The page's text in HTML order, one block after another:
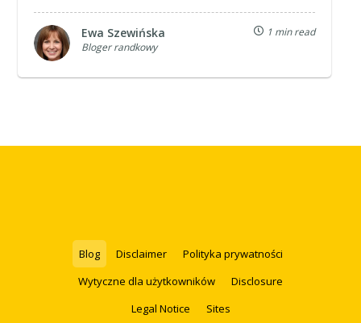
Ewa Szewińska
Bloger randkowy
1 min read
Blog Disclaimer
Polityka prywatności
Wytyczne dla użytkowników
Disclosure
Legal Notice
Sites